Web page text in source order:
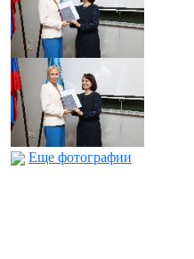
Еще фотографии